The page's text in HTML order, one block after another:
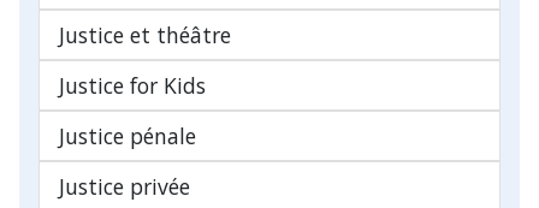
Justice et théâtre
Justice for Kids
Justice pénale
Justice privée